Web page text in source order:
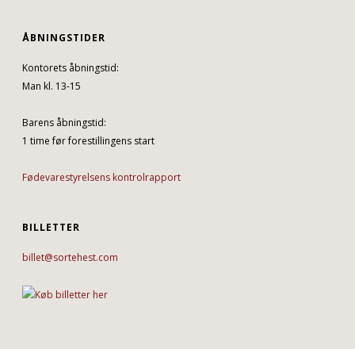
ÅBNINGSTIDER
Kontorets åbningstid:
Man kl. 13-15
Barens åbningstid:
1 time før forestillingens start
Fødevarestyrelsens kontrolrapport
BILLETTER
billet@sortehest.com